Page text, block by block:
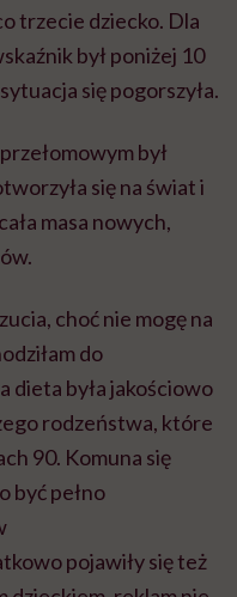
trzecie dziecko. Dla
był poniżej 10
się pogorszyła.
był
się na świat i
masa nowych,
choć nie mogę na
do
dieta była jakościowo
rodzeństwa, które
90. Komuna się
być pełno
pojawiły się też